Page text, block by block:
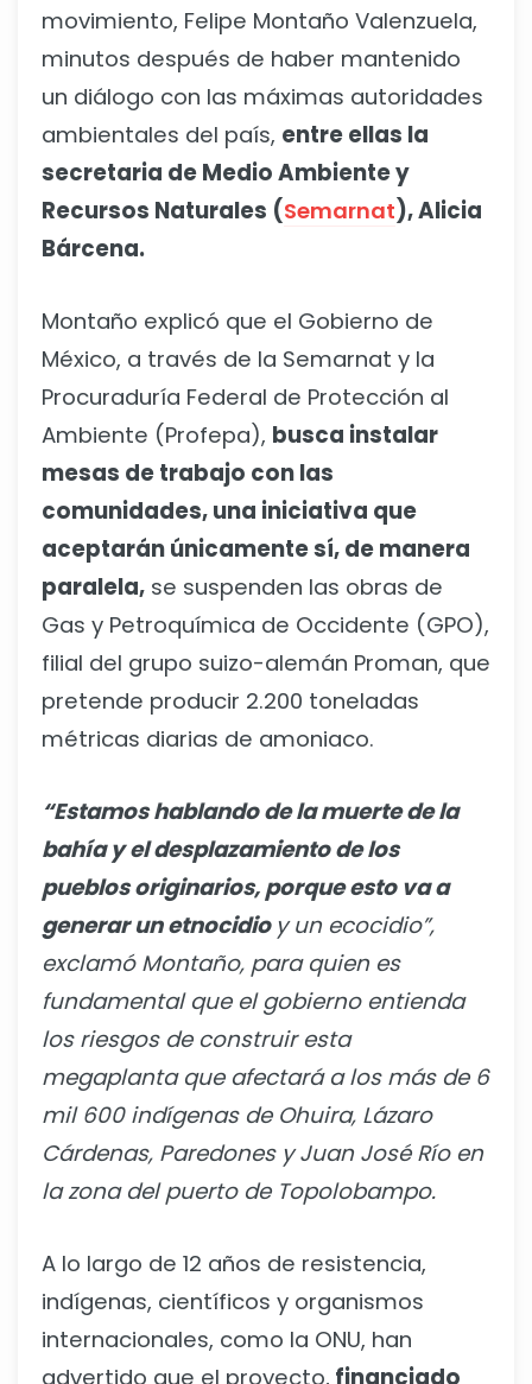
movimiento, Felipe Montaño Valenzuela,
minutos después de haber mantenido
un diálogo con las máximas autoridades
ambientales del país, entre ellas la
secretaria de Medio Ambiente y
Recursos Naturales (Semarnat), Alicia
Bárcena.
Montaño explicó que el Gobierno de
México, a través de la Semarnat y la
Procuraduría Federal de Protección al
Ambiente (Profepa), busca instalar
mesas de trabajo con las
comunidades, una iniciativa que
aceptarán únicamente sí, de manera
paralela, se suspenden las obras de
Gas y Petroquímica de Occidente (GPO),
filial del grupo suizo-alemán Proman, que
pretende producir 2.200 toneladas
métricas diarias de amoniaco.
“Estamos hablando de la muerte de la
bahía y el desplazamiento de los
pueblos originarios, porque esto va a
generar un etnocidio y un ecocidio”,
exclamó Montaño, para quien es
fundamental que el gobierno entienda
los riesgos de construir esta
megaplanta que afectará a los más de 6
mil 600 indígenas de Ohuira, Lázaro
Cárdenas, Paredones y Juan José Río en
la zona del puerto de Topolobampo.
A lo largo de 12 años de resistencia,
indígenas, científicos y organismos
internacionales, como la ONU, han
advertido que el proyecto, financiado